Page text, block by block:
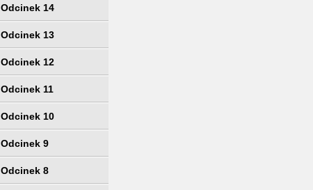
Odcinek 14
Odcinek 13
Odcinek 12
Odcinek 11
Odcinek 10
Odcinek 9
Odcinek 8